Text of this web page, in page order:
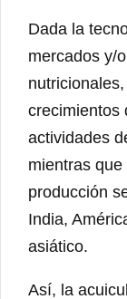
Dada la
mercados y/
crecimientos
actividades
mientras
producción
India,
asiático.
Así, la